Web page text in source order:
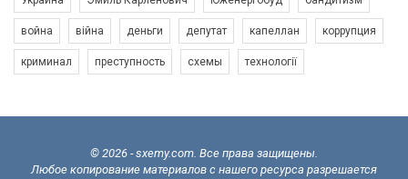
война війна деньги депутат капеллан коррупция
криминал преступность схемы технології
© 2026 - sxemy.com. Все права защищены.
Любое копирование материалов с нашего ресурса разрешается